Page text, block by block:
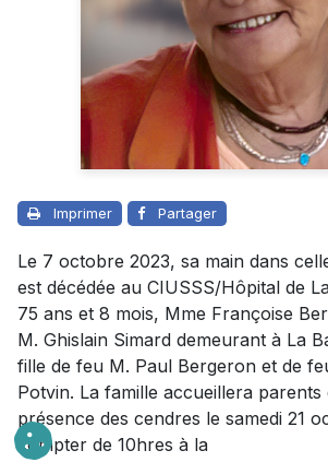
Imprimer Partager
Le 7 octobre 2023, sa main dans
est décédée au CIUSSS/Hôpital de
75 ans et 8 mois, Mme Françoise
M. Ghislain Simard demeurant à La
fille de feu M. Paul Bergeron et de
Potvin. La famille accueillera parents
présence des cendres le samedi 21
compter de 10hres à la